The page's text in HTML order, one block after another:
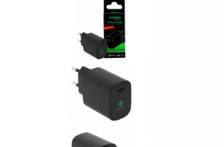
Aparate foto
Camere video
Telefoane mobile